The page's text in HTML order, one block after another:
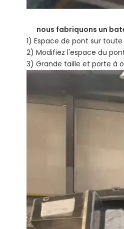
nous fabriquons un
1) Espace de pont sur
2) Modifiez l'espace du
3) Grande taille et porte à